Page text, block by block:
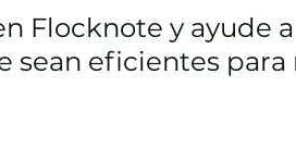
Flocknote y ayude
sean eficientes